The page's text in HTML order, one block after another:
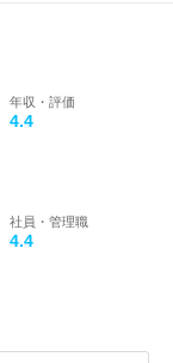
年収・評価
4.4
社員・管理職
4.4